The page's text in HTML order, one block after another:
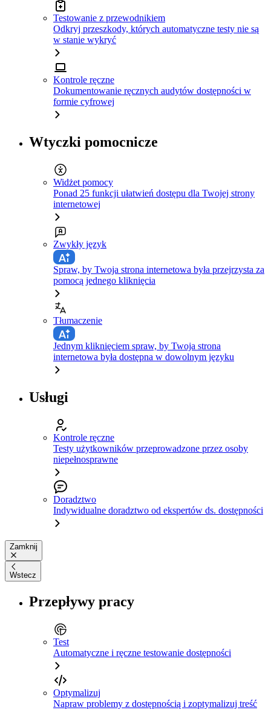
Testowanie z przewodnikiem
Odkryj przeszkody, których automatyczne testy nie są
w stanie wykryć
Kontrole ręczne
Dokumentowanie ręcznych audytów dostępności w
formie cyfrowej
Wtyczki pomocnicze
Widżet pomocy
Ponad 25 funkcji ułatwień dostępu dla Twojej strony
internetowej
Zwykły język
Spraw, by Twoja strona internetowa była przejrzysta za
pomocą jednego kliknięcia
Tłumaczenie
Jednym kliknięciem spraw, by Twoja strona
internetowa była dostępna w dowolnym języku
Usługi
Kontrole ręczne
Testy użytkowników przeprowadzone przez osoby
niepełnosprawne
Doradztwo
Indywidualne doradztwo od ekspertów ds. dostępności
Zamknij
Wstecz
Przepływy pracy
Test
Automatyczne i ręczne testowanie dostępności
Optymalizuj
Napraw problemy z dostępnością i zoptymalizuj treść